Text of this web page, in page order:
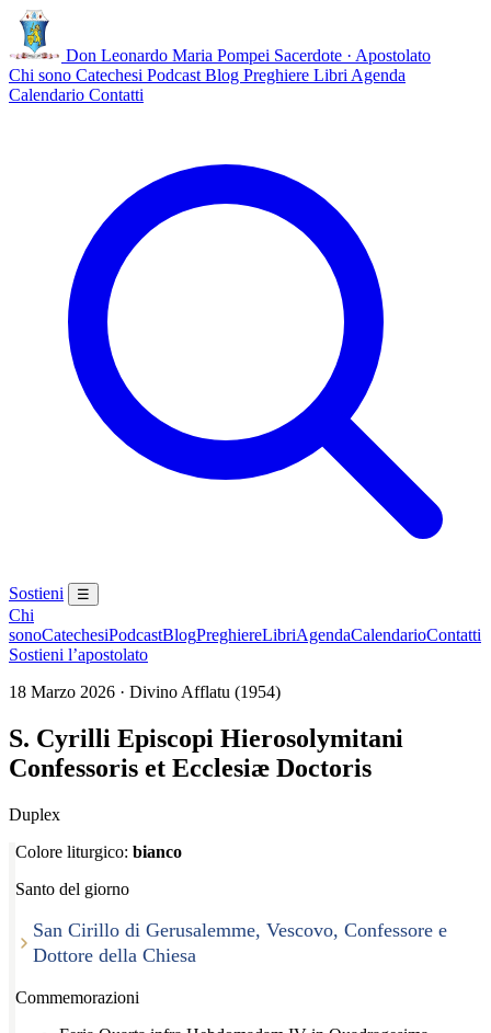
Don Leonardo Maria Pompei Sacerdote · Apostolato
Chi sono Catechesi Podcast Blog Preghiere Libri Agenda
Calendario Contatti
Sostieni ☰
Chi
sonoCatechesiPodcastBlogPreghiereLibriAgendaCalendarioContatti
Sostieni l’apostolato
18 Marzo 2026 · Divino Afflatu (1954)
S. Cyrilli Episcopi Hierosolymitani
Confessoris et Ecclesiæ Doctoris
Duplex
Colore liturgico: bianco
Santo del giorno
San Cirillo di Gerusalemme, Vescovo, Confessore e
Dottore della Chiesa
Commemorazioni